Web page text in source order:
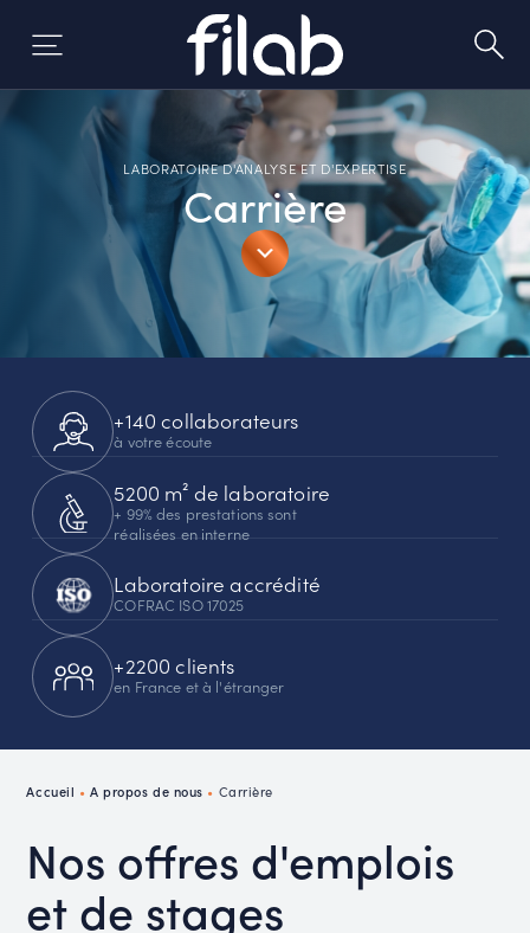
LABORATOIRE D'ANALYSE ET D'EXPERTISE
Carrière
+140 collaborateurs
à votre écoute
5200 m² de laboratoire
+ 99% des prestations sont
réalisées en interne
Laboratoire accrédité
COFRAC ISO 17025
+2200 clients
en France et à l'étranger
Accueil • A propos de nous • Carrière
Nos offres d'emplois
et de stages